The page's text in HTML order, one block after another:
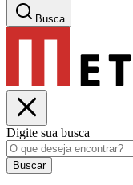
Busca
Digite sua busca
Buscar